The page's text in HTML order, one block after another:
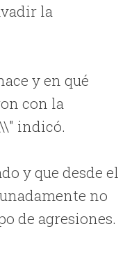
la
y en qué
con la
indicó.
y que desde el
no
de agresiones.